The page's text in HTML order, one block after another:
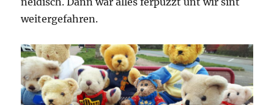
weitergefahren.